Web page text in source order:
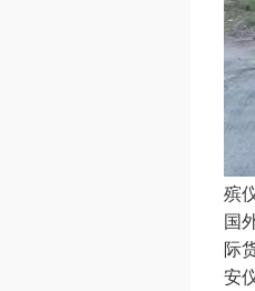
殡
国
际
安